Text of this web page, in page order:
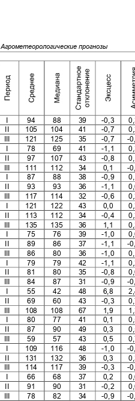
Агрометеорологические прогнозы
I
III
III
III
94
105
121
78
97
111
87
88
104
125
69
107
112
88
39
41
35
41
43
34
38
36
32
43
34
36
39
37
36
42
35
31
48
43
67
41
49
43
48
36
39
37
31
34
-0,3
-0,7
-0,7
-1,1
-0,8
0,1
-0,9
-1,1
-0,6
0,0
-
-
-
-
-
-
-
93
93
117
121
113
135
75
89
86
79
81
84
55
69
108
80
87
59
109
131
114
66
114
122
112
135
76
86
80
79
80
87
42
60
108
77
90
57
116
132
117
68
-0,4
1,1
-1,0
-1,1
-1,0
-1,1
-0,8
-0,9
6,8
-0,3
1,9
0,1
0,3
0,5
-1,0
0,3
-0,3
0,2
II
91
78
90
82
-0,2
-0,9